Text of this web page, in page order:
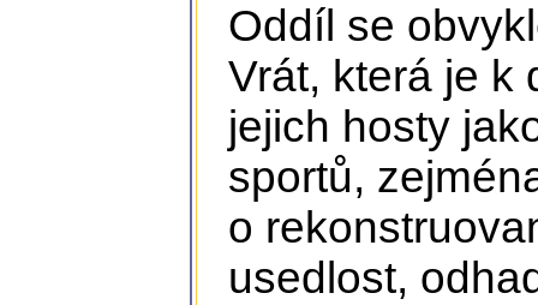
Oddíl se
Vrát, která je k
jejich hosty
sportů,
o
usedlost,